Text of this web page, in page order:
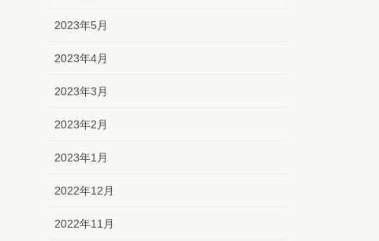
2023年5月
2023年4月
2023年3月
2023年2月
2023年1月
2022年12月
2022年11月